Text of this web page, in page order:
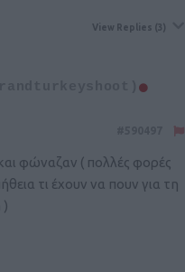
View Replies (3)
φώναζαν ( πολλές φορές
τι έχουν να πουν για τη
)